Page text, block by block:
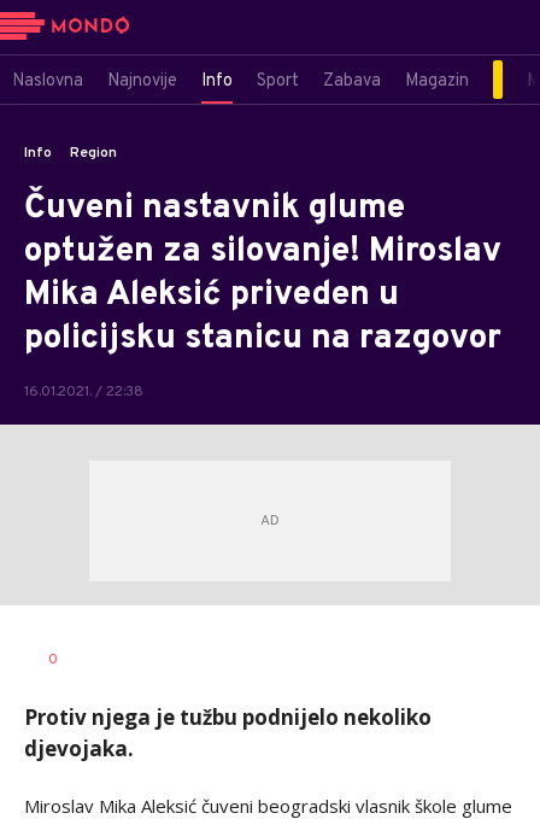
Naslovna Najnovije Info Sport Zabava Magazin
Info Region
Čuveni nastavnik glume
optužen za silovanje! Miroslav
Mika Aleksić priveden u
policijsku stanicu na razgovor
16.01.2021. / 22:38
AUTOR
0
Protiv njega je tužbu podnijelo nekoliko
djevojaka.
Miroslav Mika Aleksić čuveni beogradski vlasnik škole glume